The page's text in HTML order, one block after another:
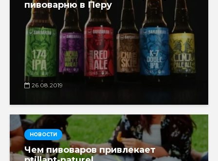
пивоварню в Перу
26.08.2019
НОВОСТИ
Чем пивоваров привлекает